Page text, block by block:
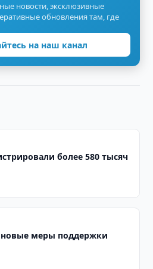
новости, эксклюзивные
обновления там, где
на наш канал
более 580 тысяч
новые меры поддержки